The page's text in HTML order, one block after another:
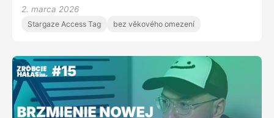
rozmawiamy z Krzysztofem Myślińskim – pisarzem i
ekspertem ds. marketingu, który dzieli się swoimi
muzyczna może nauczyć się od rynku wydawniczego.
💡 Z tego odcinka dowiesz się, dlaczego promocja to
nie „sprzedawanie się”, jakie błędy popełniają twórcy w
social mediach i jak skutecznie budować swoją markę
w świecie książek i muzyki. 👤 Krzysztof Myśliński -
2. marca 2026
Stargaze Access Tag bez věkového omezení